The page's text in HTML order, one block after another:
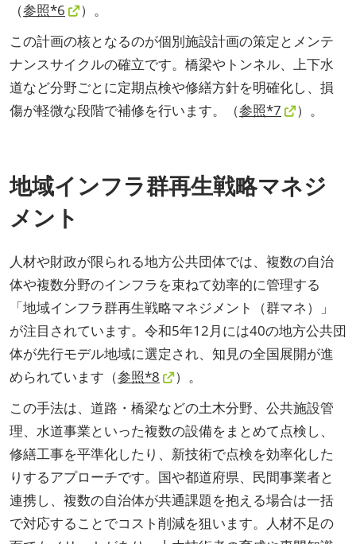
（参照*6
）。
この計画の核となるのが個別施設計画の策定とメンテ
ナンスサイクルの確立です。橋梁やトンネル、上下水
道など分野ごとに定期点検や修繕方針を明確化し、損
傷が軽微な段階で補修を行います。（参照*7 ）。
地域インフラ群再生戦略マネジ
メント
人材や財政が限られる地方公共団体では、複数の自治
体や複数分野のインフラを束ねて効率的に管理する
「地域インフラ群再生戦略マネジメント（群マネ）」
が注目されています。令和5年12月には40の地方公共団
体が先行モデル地域に選定され、知見の全国展開が進
められています（参照*8
）。
この手法は、道路・橋梁などの土木分野、公共施設管
理、水道事業といった複数の設備をまとめて点検し、
修繕工事を平準化したり、新技術で点検を効率化した
りするアプローチです。国や都道府県、民間事業者と
連携し、複数の自治体が共通課題を抱える場合は一括
で対応することでコスト削減を狙います。人材不足の